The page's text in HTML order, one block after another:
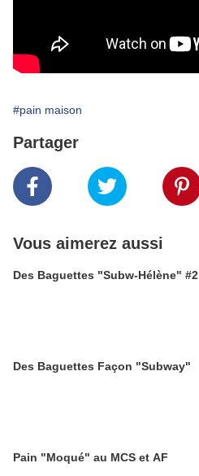
#pain maison
Partager
Vous aimerez aussi
Des Baguettes "Subw-Hélène" #2
Des Baguettes Façon "Subway"
Pain "Moqué" au MCS et AF